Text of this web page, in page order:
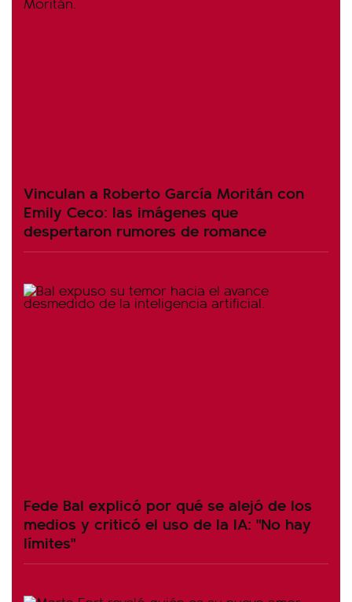
Vinculan a Roberto García Moritán con
Emily Ceco: las imágenes que
despertaron rumores de romance
Fede Bal explicó por qué se alejó de los
medios y criticó el uso de la IA: "No hay
límites"